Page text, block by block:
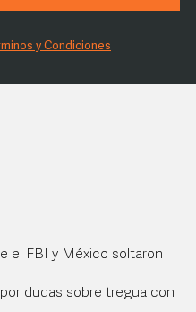
y Condiciones
el FBI y México soltaron
dudas sobre tregua con